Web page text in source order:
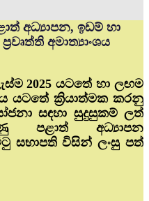
අධ්‍යාපන, ඉඩම් හා
අමාත්‍යාංශය
2025 යටතේ හා ලඟම
යටතේ ක්‍රියාත්මක කරනු
සඳහා සුදුසුකම් ලත්
පළාත් අධ්‍යාපන
සභාපති විසින් ලංසු පත්